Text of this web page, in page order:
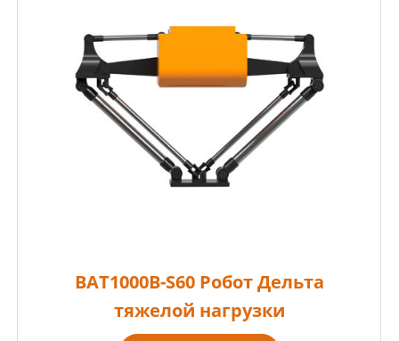
BAT1000B-S60 Робот Дельта
тяжелой нагрузки